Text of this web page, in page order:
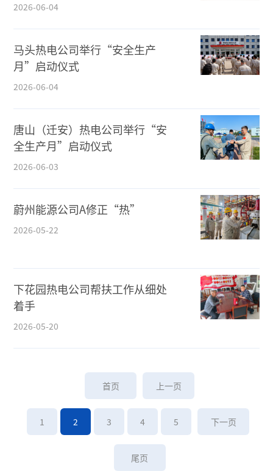
2026-06-04
马头热电公司举行“安全生产
月”启动仪式
2026-06-04
唐山（迁安）热电公司举行“安
全生产月”启动仪式
2026-06-03
蔚州能源公司A修正“热”
2026-05-22
下花园热电公司帮扶工作从细处
着手
2026-05-20
首页 上一页
1 2 3 4 5 下一页
尾页